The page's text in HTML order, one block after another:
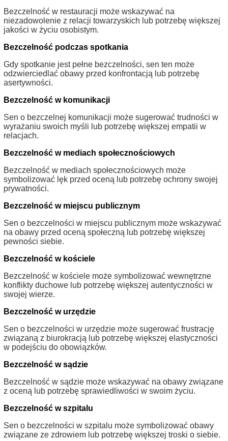
Bezczelność w restauracji może wskazywać na
niezadowolenie z relacji towarzyskich lub potrzebę większej
jakości w życiu osobistym.
Bezczelność podczas spotkania
Gdy spotkanie jest pełne bezczelności, sen ten może
odzwierciedlać obawy przed konfrontacją lub potrzebę
asertywności.
Bezczelność w komunikacji
Sen o bezczelnej komunikacji może sugerować trudności w
wyrażaniu swoich myśli lub potrzebę większej empatii w
relacjach.
Bezczelność w mediach społecznościowych
Bezczelność w mediach społecznościowych może
symbolizować lęk przed oceną lub potrzebę ochrony swojej
prywatności.
Bezczelność w miejscu publicznym
Sen o bezczelności w miejscu publicznym może wskazywać
na obawy przed oceną społeczną lub potrzebę większej
pewności siebie.
Bezczelność w kościele
Bezczelność w kościele może symbolizować wewnętrzne
konflikty duchowe lub potrzebę większej autentyczności w
swojej wierze.
Bezczelność w urzędzie
Sen o bezczelności w urzędzie może sugerować frustrację
związaną z biurokracją lub potrzebę większej elastyczności
w podejściu do obowiązków.
Bezczelność w sądzie
Bezczelność w sądzie może wskazywać na obawy związane
z oceną lub potrzebę sprawiedliwości w swoim życiu.
Bezczelność w szpitalu
Sen o bezczelności w szpitalu może symbolizować obawy
związane ze zdrowiem lub potrzebę większej troski o siebie.